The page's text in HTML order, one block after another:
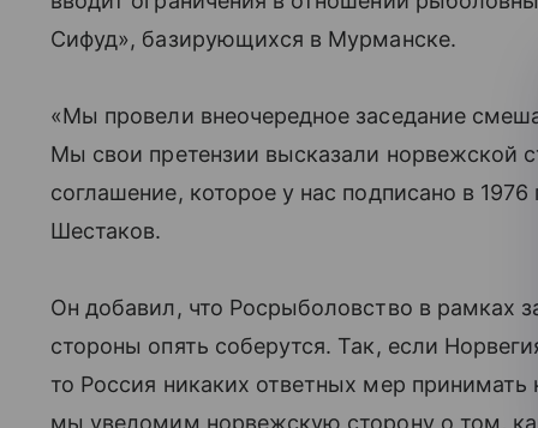
Сифуд», базирующихся в Мурманске.
«Мы провели внеочередное заседание
Мы свои претензии высказали норвежской
соглашение, которое у нас подписано в
Шестаков.
Он добавил, что Росрыболовство в рамках
стороны опять соберутся. Так, если
то Россия никаких ответных мер принимать
мы уведомим норвежскую сторону о том,